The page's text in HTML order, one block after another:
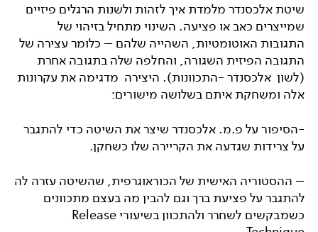
שיטת אלכסנדר מלמדת איך לזהות ולשנות הרגלים פיזיים
שמייצרים כאב או פציעה. השינוי מתחיל בזיהוי של
התגובות האוטומטיות, השהייה שלהם – כלומר עצירה של
התגובה הפיזית השגורה, והחלפה שלה בתגובה אחרת
(לשון אלכסנדר -התכוונות). היצירה מדגימה את עקרונות
אלה ומשחקת איתם בשלושה מישורים:
-הסיפור על פ.מ. אלכסנדר שיצר את השיטה כדי להתגבר
על צרידות שגדעה את הקריירה שלו כשחקן.
– ההסטוריה האישית של הכוראוגרפית, שהשיטה עזרה לה
להתגבר על פציעת ברך וגם להבין מה בעצם מתכוונים
כשמבקשים לשחרר ולהתכוון בשיעורי Release